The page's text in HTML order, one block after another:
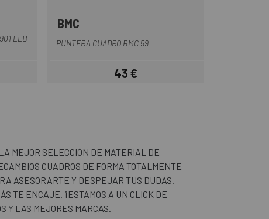
LLB -
BMC
PUNTERA CUADRO BMC 59
Precio
43 €
MEJOR SELECCIÓN DE MATERIAL DE
CUADROS DE FORMA TOTALMENTE
ASESORARTE Y DESPEJAR TUS DUDAS.
TE ENCAJE. ¡ESTAMOS A UN CLICK DE
Y LAS MEJORES MARCAS.